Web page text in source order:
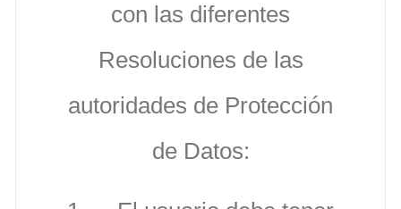
con las diferentes
Resoluciones de las
autoridades de Protección
de Datos: